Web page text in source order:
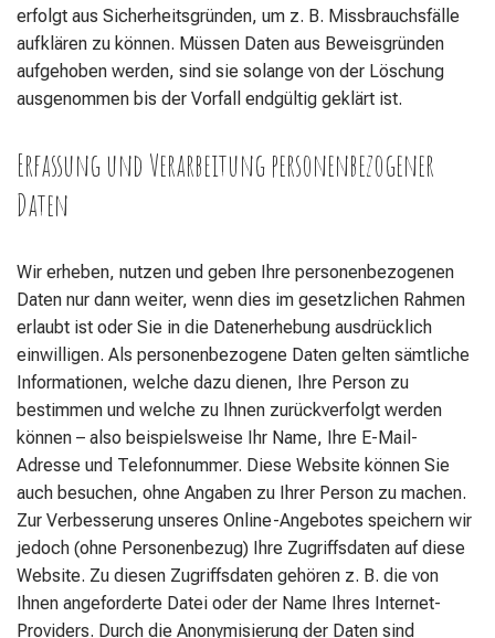
erfolgt aus Sicherheitsgründen, um z. B. Missbrauchsfälle
aufklären zu können. Müssen Daten aus Beweisgründen
aufgehoben werden, sind sie solange von der Löschung
ausgenommen bis der Vorfall endgültig geklärt ist.
Erfassung und Verarbeitung personenbezogener
Daten
Wir erheben, nutzen und geben Ihre personenbezogenen
Daten nur dann weiter, wenn dies im gesetzlichen Rahmen
erlaubt ist oder Sie in die Datenerhebung ausdrücklich
einwilligen. Als personenbezogene Daten gelten sämtliche
Informationen, welche dazu dienen, Ihre Person zu
bestimmen und welche zu Ihnen zurückverfolgt werden
können – also beispielsweise Ihr Name, Ihre E-Mail-
Adresse und Telefonnummer. Diese Website können Sie
auch besuchen, ohne Angaben zu Ihrer Person zu machen.
Zur Verbesserung unseres Online-Angebotes speichern wir
jedoch (ohne Personenbezug) Ihre Zugriffsdaten auf diese
Website. Zu diesen Zugriffsdaten gehören z. B. die von
Ihnen angeforderte Datei oder der Name Ihres Internet-
Providers. Durch die Anonymisierung der Daten sind